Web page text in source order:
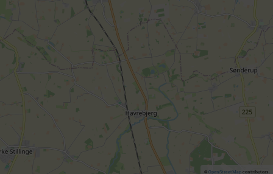
© OpenStreetMapcontributors.